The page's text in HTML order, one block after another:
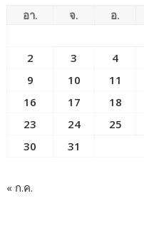
อา. จ. อ.
2
3 4
9
10 11
16
17 18
23
24 25
30
31
« ก.ค.